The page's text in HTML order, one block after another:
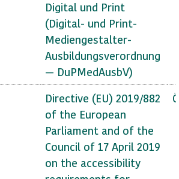
Digital und Print
(Digital- und Print-
Mediengestalter-
Ausbildungsverordnung
— DuPMedAusbV)
Directive (EU) 2019/882
of the European
Parliament and of the
Council of 17 April 2019
on the accessibility